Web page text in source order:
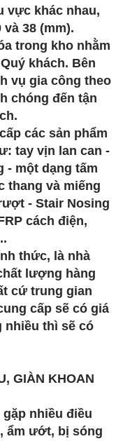
vực khác nhau,
38 (mm).
trong kho nhằm
khách. Bên
vụ gia công theo
chóng đến tận
các sản phẩm
tay vịn lan can -
- một dạng tấm
thang và miếng
- Stair Nosing
cách điện,
thức, là nhà
lượng hàng
cứ trung gian
cấp sẽ có giá
nhiều thì sẽ có
GIÀN KHOAN
nhiều điều
ẩm ướt, bị sóng